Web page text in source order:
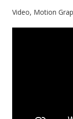
Video, Motion